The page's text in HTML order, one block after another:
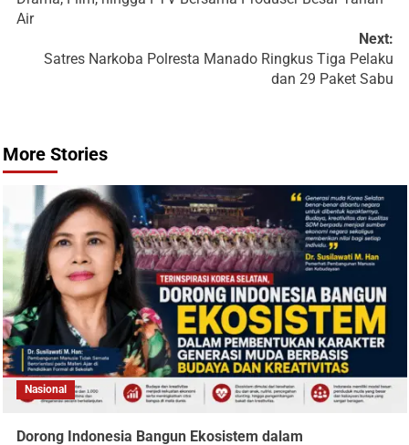
Air
Next:
Satres Narkoba Polresta Manado Ringkus Tiga Pelaku
dan 29 Paket Sabu
More Stories
Nasional
Dorong Indonesia Bangun Ekosistem dalam